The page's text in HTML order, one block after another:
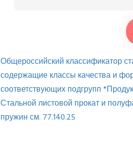
Общероссийский классификатор
содержащие классы качества и
соответствующих подгрупп
Стальной листовой прокат и
пружин см. 77.140.25